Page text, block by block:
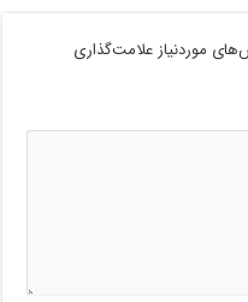
موردنیاز علامت‌گذاری